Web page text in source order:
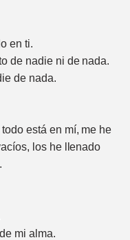
en ti.
de nadie ni de nada.
de nada.
está en mí, me he
los he llenado
mi alma.